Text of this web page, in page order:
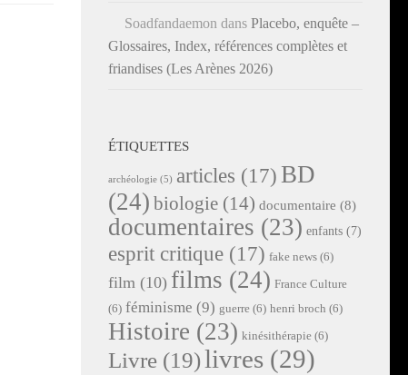
Soadfandaemon dans Placebo, enquête –
Glossaires, Index, références complètes et
friandises (Les Arènes 2026)
ÉTIQUETTES
archéologie (5) articles (17) BD
(24) biologie (14) documentaire (8)
documentaires (23) enfants (7)
esprit critique (17) fake news (6)
film (10) films (24) France Culture
(6) féminisme (9) guerre (6) henri broch (6)
Histoire (23) kinésithérapie (6)
Livre (19)livres (29)